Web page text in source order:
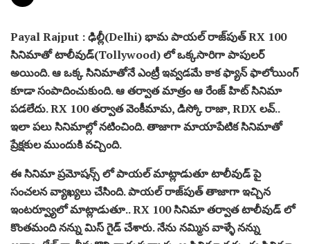
Payal Rajput : ఢిల్లీ(Delhi) భామ పాయల్ రాజ్‌పుత్ RX 100
సినిమాతో టాలీవుడ్(Tollywood) లో ఒక్కసారిగా పాపులర్
అయింది. ఆ ఒక్క సినిమాతోనే ఎంట్రీ ఇవ్వడమే కాక ఫ్యాన్ ఫాలోయింగ్
కూడా సంపాదించుకుంది. ఆ తర్వాత మాత్రం ఆ రేంజ్ హిట్ సినిమా
పడలేదు. RX 100 తర్వాత వెంకీమామ, డిస్కో రాజా, RDX లవ్..
ఇలా పలు సినిమాల్లో నటించింది. తాజాగా మాయాపేటిక సినిమాతో
ప్రేక్షకుల ముందుకి వచ్చింది.
ఈ సినిమా ప్రమోషన్స్ లో పాయల్ మాట్లాడుతూ టాలీవుడ్ పై
సంచలన వ్యాఖ్యలు చేసింది. పాయల్ రాజ్‌పుత్ తాజాగా ఇచ్చిన
ఇంటర్వ్యూలో మాట్లాడుతూ.. RX 100 సినిమా తర్వాత టాలీవుడ్ లో
కొంతమంది నన్ను మిస్ గైడ్ చేశారు. నేను నమ్మిన వాళ్ళే నన్ను